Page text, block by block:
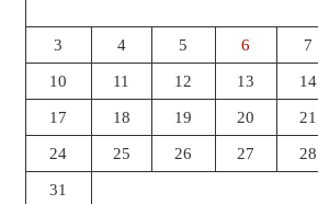
3 4 5 6 7
10 11 12 13 14
17 18 19 20 21
24 25 26 27 28
31